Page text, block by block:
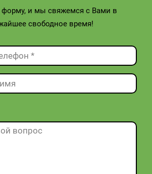
форму, и мы свяжемся с Вами в
свободное время!